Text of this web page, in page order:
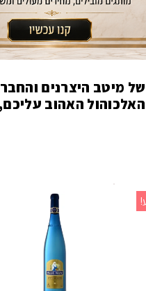
של מיטב היצרנים